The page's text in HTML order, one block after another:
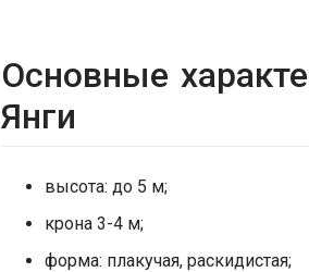
Основные
Янги
высота: до 5 м;
крона 3-4 м;
форма: плакучая, раскидистая;